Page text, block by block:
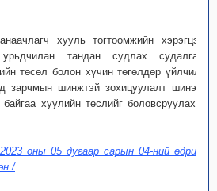
хууль тогтоомжийн хэрэгцээ,
тандан судлах судалгааг
төсөл болон хүчин төгөлдөр үйлчилж
зарчмын шинжтэй зохицуулалт шинээр
хуулийн төслийг боловсруулахад
оны 05 дугаар сарын 04-ний өдрийн